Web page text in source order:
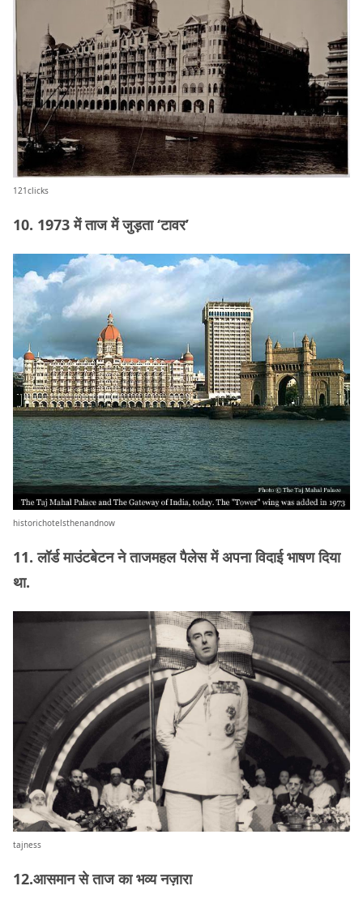
121clicks
10. 1973 में ताज में जुड़ता ‘टावर’
historichotelsthenandnow
11. लॉर्ड माउंटबेटन ने ताजमहल पैलेस में अपना विदाई भाषण दिया
था.
tajness
12.आसमान से ताज का भव्य नज़ारा